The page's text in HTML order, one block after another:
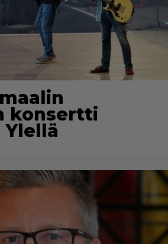
konsertti